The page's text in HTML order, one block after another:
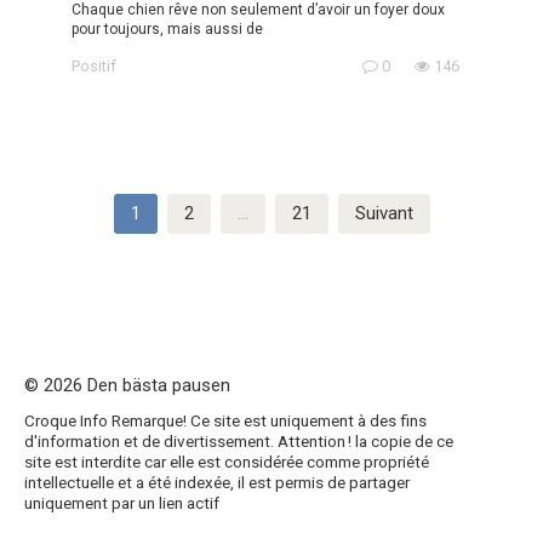
Chaque chien rêve non seulement d’avoir un foyer doux
pour toujours, mais aussi de
Positif 0 146
1 2 … 21 Suivant
© 2026 Den bästa pausen
Croque Info Remarque! Ce site est uniquement à des fins
d'information et de divertissement. Attention ! la copie de ce
site est interdite car elle est considérée comme propriété
intellectuelle et a été indexée, il est permis de partager
uniquement par un lien actif